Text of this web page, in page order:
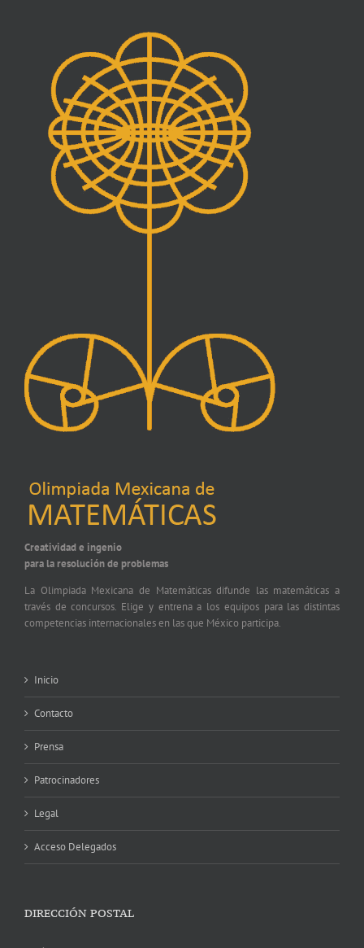
Creatividad e ingenio
para la resolución de problemas
La Olimpiada Mexicana de Matemáticas difunde las matemáticas a
través de concursos. Elige y entrena a los equipos para las distintas
competencias internacionales en las que México participa.
Inicio
Contacto
Prensa
Patrocinadores
Legal
Acceso Delegados
DIRECCIÓN POSTAL